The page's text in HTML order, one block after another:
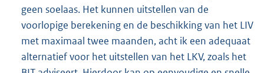
geen soelaas. Het kunnen uitstellen van de
voorlopige berekening en de beschikking van het LIV
met maximaal twee maanden, acht ik een adequaat
alternatief voor het uitstellen van het LKV, zoals het